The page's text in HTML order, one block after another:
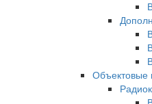
Объектовые